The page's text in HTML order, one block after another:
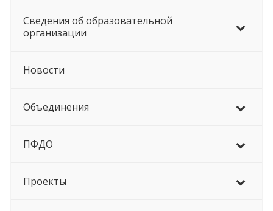
Сведения об образовательной
организации
Новости
Объединения
ПФДО
Проекты